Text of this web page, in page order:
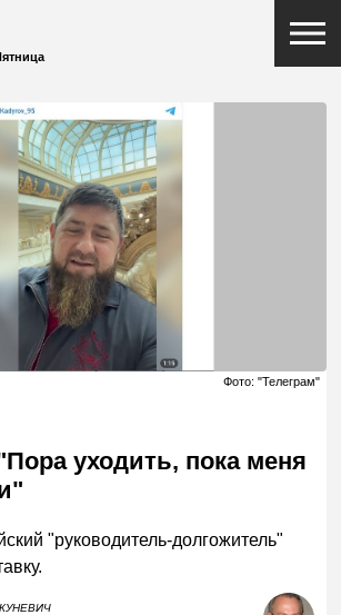
Фото: "Телеграм"
уходить, пока меня
"руководитель-долгожитель"